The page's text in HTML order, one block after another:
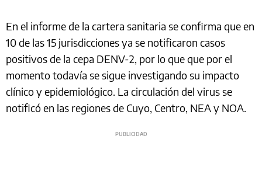
En el informe de la cartera sanitaria se confirma que en
10 de las 15 jurisdicciones ya se notificaron casos
positivos de la cepa DENV-2, por lo que que por el
momento todavía se sigue investigando su impacto
clínico y epidemiológico. La circulación del virus se
notificó en las regiones de Cuyo, Centro, NEA y NOA.